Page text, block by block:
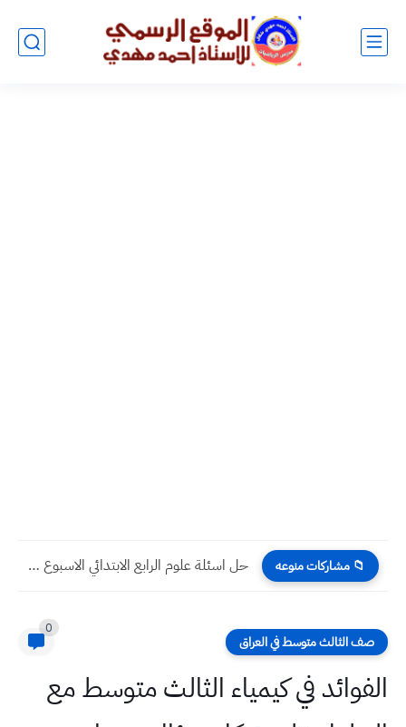
📁 مشاركات منوعه حل اسئلة عربي الرابع الابتدائي الاسبوع الرابع عشر التلفزيون التربوي
صف الثالث متوسط في العراق
0
الفوائد في كيمياء الثالث متوسط مع